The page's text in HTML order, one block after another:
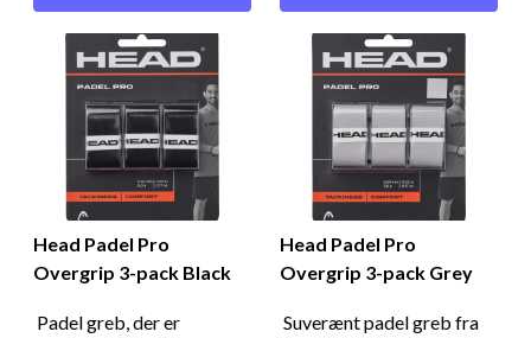
Wilson padel greb Her får
du et suverænt greb
dedikeret til dit padel bat.
Grebet har en klæbrig
fornemmelse og sørger for
at battet ikke glider ud af
din hånd under træning e
pack WhiteDette Head
padel greb er
specialudviklet til padel
bat. Det er lavet af en
kombination af cellulose
og pu, hvilket resulterer i
den perfekte blanding af
Head Padel Pro
Overgrip 3-pack Black
Padel greb, der er
Head Padel Pro
Overgrip 3-pack Grey
Suverænt padel greb fra